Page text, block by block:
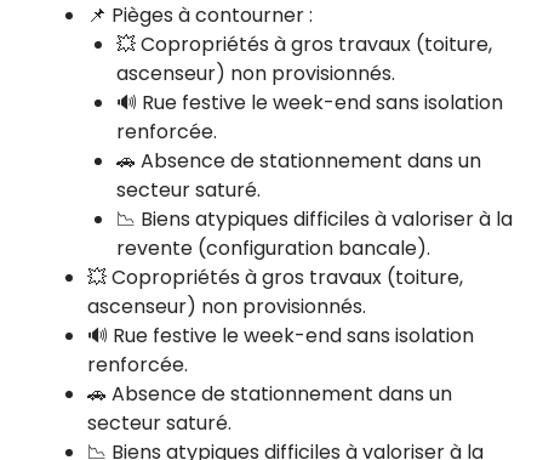
📌 Pièges à contourner :
💥 Copropriétés à gros travaux (toiture,
ascenseur) non provisionnés.
🔊 Rue festive le week-end sans isolation
renforcée.
🚗 Absence de stationnement dans un
secteur saturé.
📉 Biens atypiques difficiles à valoriser à la
revente (configuration bancale).
💥 Copropriétés à gros travaux (toiture,
ascenseur) non provisionnés.
🔊 Rue festive le week-end sans isolation
renforcée.
🚗 Absence de stationnement dans un
secteur saturé.
📉 Biens atypiques difficiles à valoriser à la